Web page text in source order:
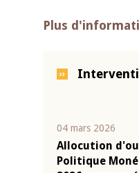
Plus
04 mars 2026
Allocution
Politique